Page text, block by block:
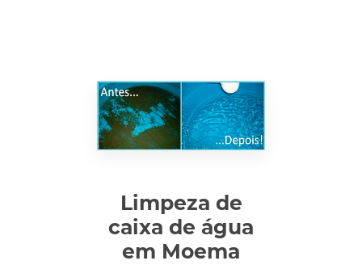
Limpeza de
caixa de água
em Moema